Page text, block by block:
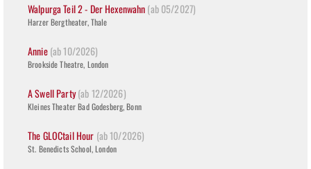
Walpurga Teil 2 - Der Hexenwahn(ab 05/2027)
Harzer Bergtheater, Thale
Annie(ab 10/2026)
Brookside Theatre, London
A Swell Party(ab 12/2026)
Kleines Theater Bad Godesberg, Bonn
The GLOCtail Hour (ab 10/2026)
St. Benedicts School, London